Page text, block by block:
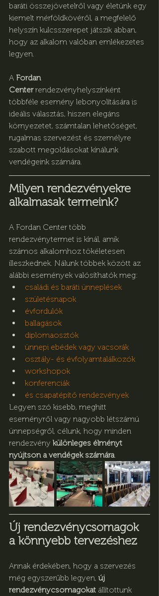
baráti összejövetelről vagy életünk egy
kiemelt mérföldkövéről, a megfelelő
helyszín kulcsszerepet játszik abban,
hogy az alkalom valóban emlékezetes
legyen.
A Fordan
Center rendezvényhelyszínként
többféle esemény lebonyolítására is
ideális választás, hiszen elegáns
környezetet, számtalan lehetőséget,
rugalmas szervezést és személyre
szabott megoldásokat kínálunk
vendégeink számára.
Milyen rendezvényekre
alkalmasak termeink?
A Fordan Center több
rendezvénytermet is kínál, amik
számos alkalomhoz tökéletesen
illeszkednek. Nálunk többek között az
alábbi események valósíthatók meg:
családi és baráti ünneplések
születésnapok
évfordulók
ballagások
diplomaosztók
ünnepi ebédek vagy vacsorák
osztály- és évfolyamtalálkozók
workshopok
konferenciák
és csapatépítő rendezvények
Legyen szó kisebb, meghitt
eseményről vagy nagyobb létszámú
ünnepségről, célunk, hogy minden
rendezvény különleges élményt
nyújtson a vendégek számára.
Új rendezvénycsomagok
a könnyebb tervezéshez
Annak érdekében, hogy a szervezés
még egyszerűbb legyen, új
rendezvénycsomagokat állítottunk